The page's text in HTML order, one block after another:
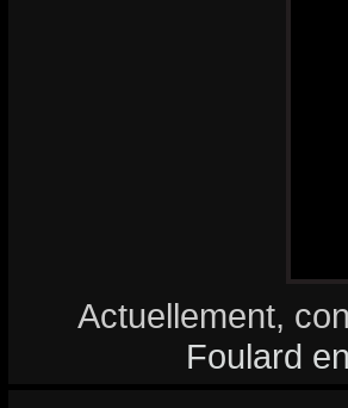
Actuellement,
Foulard